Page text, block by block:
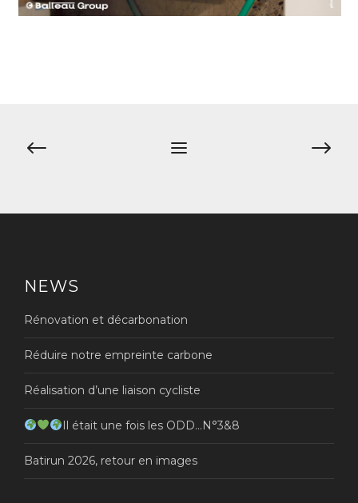
Navigation
NEWS
Rénovation et décarbonation
Réduire notre empreinte carbone
Réalisation d’une liaison cycliste
Il était une fois les ODD…N°3&8
Batirun 2026, retour en images